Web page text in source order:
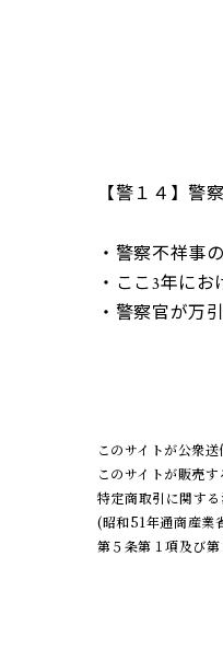
【警１４】警
・警察不祥事
・ここ3年に
・警察官が万
このサイトが公衆
このサイトが販売
特定商取引に関す
(昭和51年通商産業
第５条第１項及び